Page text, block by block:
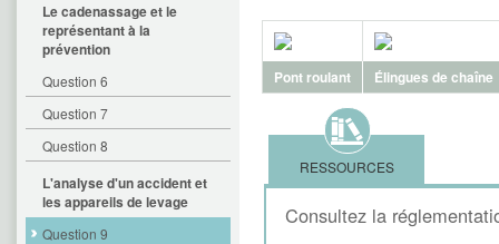
Le cadenassage et le
représentant à la
prévention
Question 6
Question 7
Question 8
L'analyse d'un accident et
les appareils de levage
Question 9
Pont roulant Élingues de chaîne
RESSOURCES
Consultez la